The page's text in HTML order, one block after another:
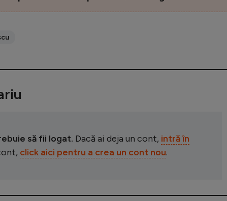
să fii logat. Dacă ai deja un cont, intră în
click aici pentru a crea un cont nou.